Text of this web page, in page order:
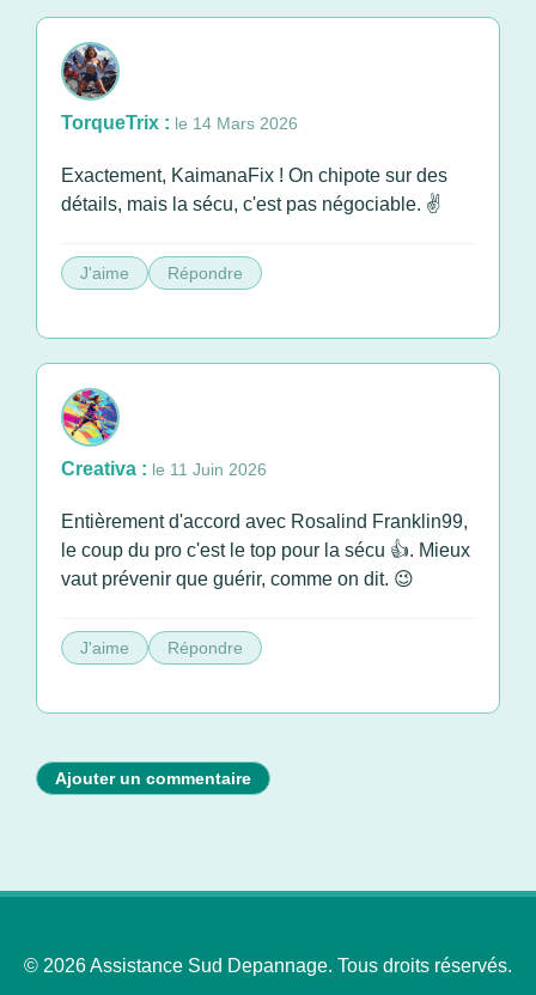
TorqueTrix : le 14 Mars 2026
Exactement, KaimanaFix ! On chipote sur des
détails, mais la sécu, c'est pas négociable. ✌️
J'aime Répondre
Creativa : le 11 Juin 2026
Entièrement d'accord avec Rosalind Franklin99,
le coup du pro c'est le top pour la sécu 👍. Mieux
vaut prévenir que guérir, comme on dit. 😉
J'aime Répondre
Ajouter un commentaire
© 2026 Assistance Sud Depannage. Tous droits réservés.